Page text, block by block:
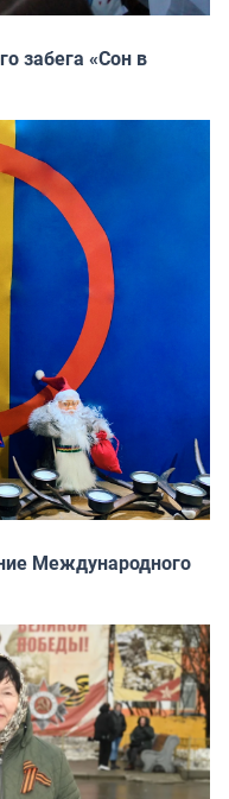
забега «Сон в
Международного